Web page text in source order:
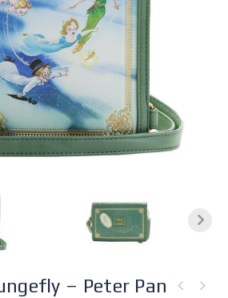
– Peter Pan